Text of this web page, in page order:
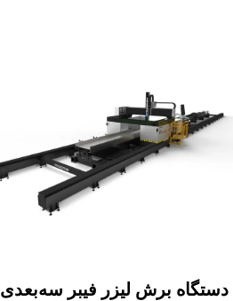
دستگاه برش لیزر فیبر سه‌بعدی